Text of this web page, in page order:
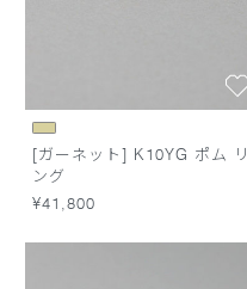
[ガーネット] K10YG ポム リ
ング
¥41,800